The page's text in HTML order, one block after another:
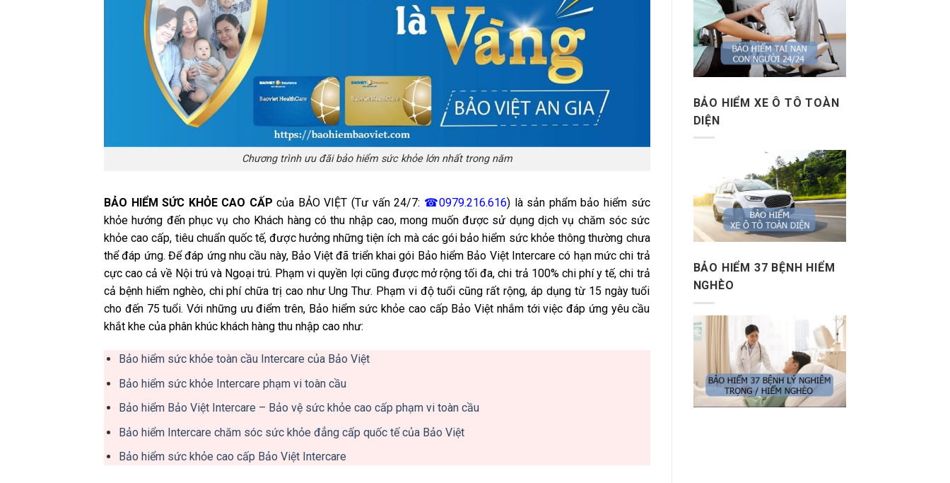
Chương trình ưu đãi bảo hiểm sức khỏe lớn nhất trong năm
BẢO HIỂM SỨC KHỎE CAO CẤP của BẢO VIỆT (Tư vấn 24/7: ☎0979.216.616) là sản phẩm bảo hiểm sức
khỏe hướng đến phục vụ cho Khách hàng có thu nhập cao, mong muốn được sử dụng dịch vụ chăm sóc sức
khỏe cao cấp, tiêu chuẩn quốc tế, được hưởng những tiện ích mà các gói bảo hiểm sức khỏe thông thường chưa
thể đáp ứng. Để đáp ứng nhu cầu này, Bảo Việt đã triển khai gói Bảo hiểm Bảo Việt Intercare có hạn mức chi trả
cực cao cả về Nội trú và Ngoại trú. Phạm vi quyền lợi cũng được mở rộng tối đa, chi trả 100% chi phí y tế, chi trả
cả bệnh hiểm nghèo, chi phí chữa trị cao như Ung Thư. Phạm vi độ tuổi cũng rất rộng, áp dụng từ 15 ngày tuổi
cho đến 75 tuổi. Với những ưu điểm trên, Bảo hiểm sức khỏe cao cấp Bảo Việt nhắm tới việc đáp ứng yêu cầu
khắt khe của phân khúc khách hàng thu nhập cao như:
Bảo hiểm sức khỏe toàn cầu Intercare của Bảo Việt
Bảo hiểm sức khỏe Intercare phạm vi toàn cầu
Bảo hiểm Bảo Việt Intercare – Bảo vệ sức khỏe cao cấp phạm vi toàn cầu
Bảo hiểm Intercare chăm sóc sức khỏe đẳng cấp quốc tế của Bảo Việt
Bảo hiểm sức khỏe cao cấp Bảo Việt Intercare
BẢO HIỂM XE Ô TÔ TOÀN
DIỆN
BẢO HIỂM 37 BỆNH HIỂM
NGHÈO